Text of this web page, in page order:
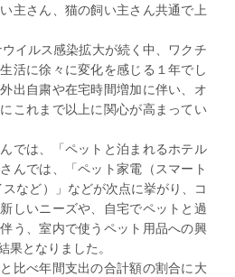
主さん、猫の飼い主さん共通で上
イルス感染拡大が続く中、ワクチ
活に徐々に変化を感じる１年でし
出自粛や在宅時間増加に伴い、オ
これまで以上に関心が高まってい
では、「ペットと泊まれるホテル
さんでは、「ペット家電（スマート
など）」などが次点に挙がり、
コ
しいニーズや、自宅でペットと過
う、室内で使うペット用品への興
果となりました。
比べ年間支出の合計額の割合に大